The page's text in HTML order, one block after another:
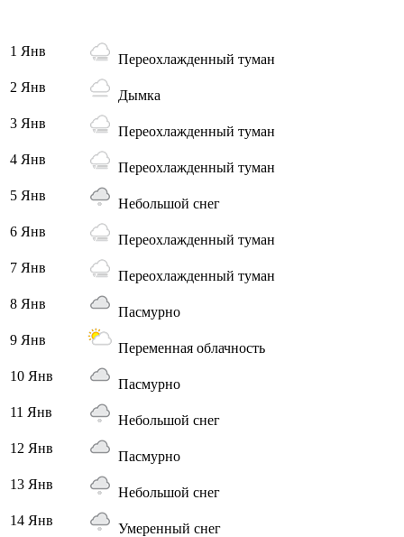
1 Янв
Переохлажденный туман
2 Янв
Дымка
3 Янв
Переохлажденный туман
4 Янв
Переохлажденный туман
5 Янв
Небольшой снег
6 Янв
Переохлажденный туман
7 Янв
Переохлажденный туман
8 Янв
Пасмурно
9 Янв
Переменная облачность
10 Янв
Пасмурно
11 Янв
Небольшой снег
12 Янв
Пасмурно
13 Янв
Небольшой снег
14 Янв
Умеренный снег